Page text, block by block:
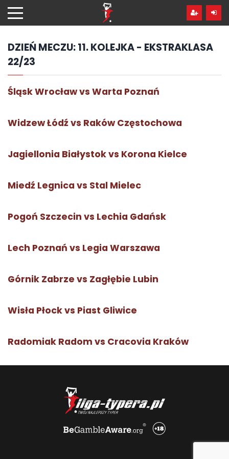
hdo
treści
DZIEŃ MECZU:11. KOLEJKA - EKSTRAKLASA
22/23
Śląsk Wrocław vs Warta Poznań
Widzew Łódź vs Raków Częstochowa
Jagiellonia Białystok vs Korona Kielce
Miedź Legnica vs Stal Mielec
Pogoń Szczecin vs Lechia Gdańsk
Lech Poznań vs Legia Warszawa
Górnik Zabrze vs Zagłębie Lubin
Wisła Płock vs Piast Gliwice
Radomiak Radom vs Cracovia Kraków